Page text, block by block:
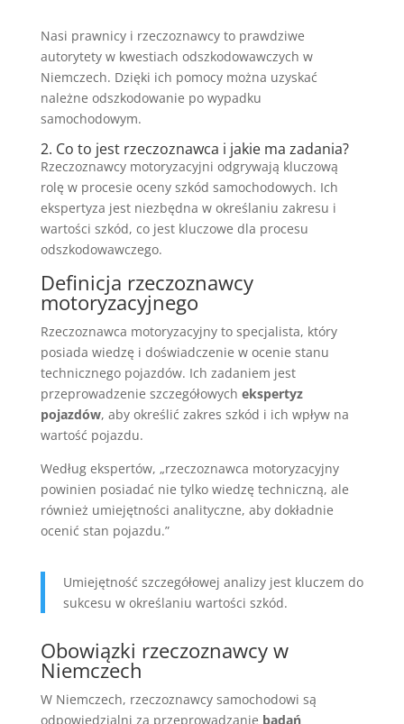
Nasi prawnicy i rzeczoznawcy to prawdziwe
autorytety w kwestiach odszkodowawczych w
Niemczech. Dzięki ich pomocy można uzyskać
należne odszkodowanie po wypadku
samochodowym.
2. Co to jest rzeczoznawca i jakie ma zadania?
Rzeczoznawcy motoryzacyjni odgrywają kluczową
rolę w procesie oceny szkód samochodowych. Ich
ekspertyza jest niezbędna w określaniu zakresu i
wartości szkód, co jest kluczowe dla procesu
odszkodowawczego.
Definicja rzeczoznawcy
motoryzacyjnego
Rzeczoznawca motoryzacyjny to specjalista, który
posiada wiedzę i doświadczenie w ocenie stanu
technicznego pojazdów. Ich zadaniem jest
przeprowadzenie szczegółowych ekspertyz
pojazdów, aby określić zakres szkód i ich wpływ na
wartość pojazdu.
Według ekspertów, „rzeczoznawca motoryzacyjny
powinien posiadać nie tylko wiedzę techniczną, ale
również umiejętności analityczne, aby dokładnie
ocenić stan pojazdu.”
Umiejętność szczegółowej analizy jest kluczem do
sukcesu w określaniu wartości szkód.
Obowiązki rzeczoznawcy w
Niemczech
W Niemczech, rzeczoznawcy samochodowi są
odpowiedzialni za przeprowadzanie badań